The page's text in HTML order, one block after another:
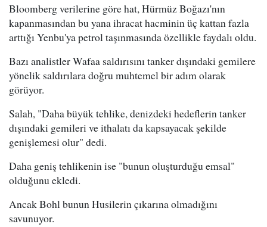
Bloomberg verilerine göre hat, Hürmüz Boğazı'nın
kapanmasından bu yana ihracat hacminin üç kattan fazla
arttığı Yenbu'ya petrol taşınmasında özellikle faydalı oldu.
Bazı analistler Wafaa saldırısını tanker dışındaki gemilere
yönelik saldırılara doğru muhtemel bir adım olarak
görüyor.
Salah, "Daha büyük tehlike, denizdeki hedeflerin tanker
dışındaki gemileri ve ithalatı da kapsayacak şekilde
genişlemesi olur" dedi.
Daha geniş tehlikenin ise "bunun oluşturduğu emsal"
olduğunu ekledi.
Ancak Bohl bunun Husilerin çıkarına olmadığını
savunuyor.